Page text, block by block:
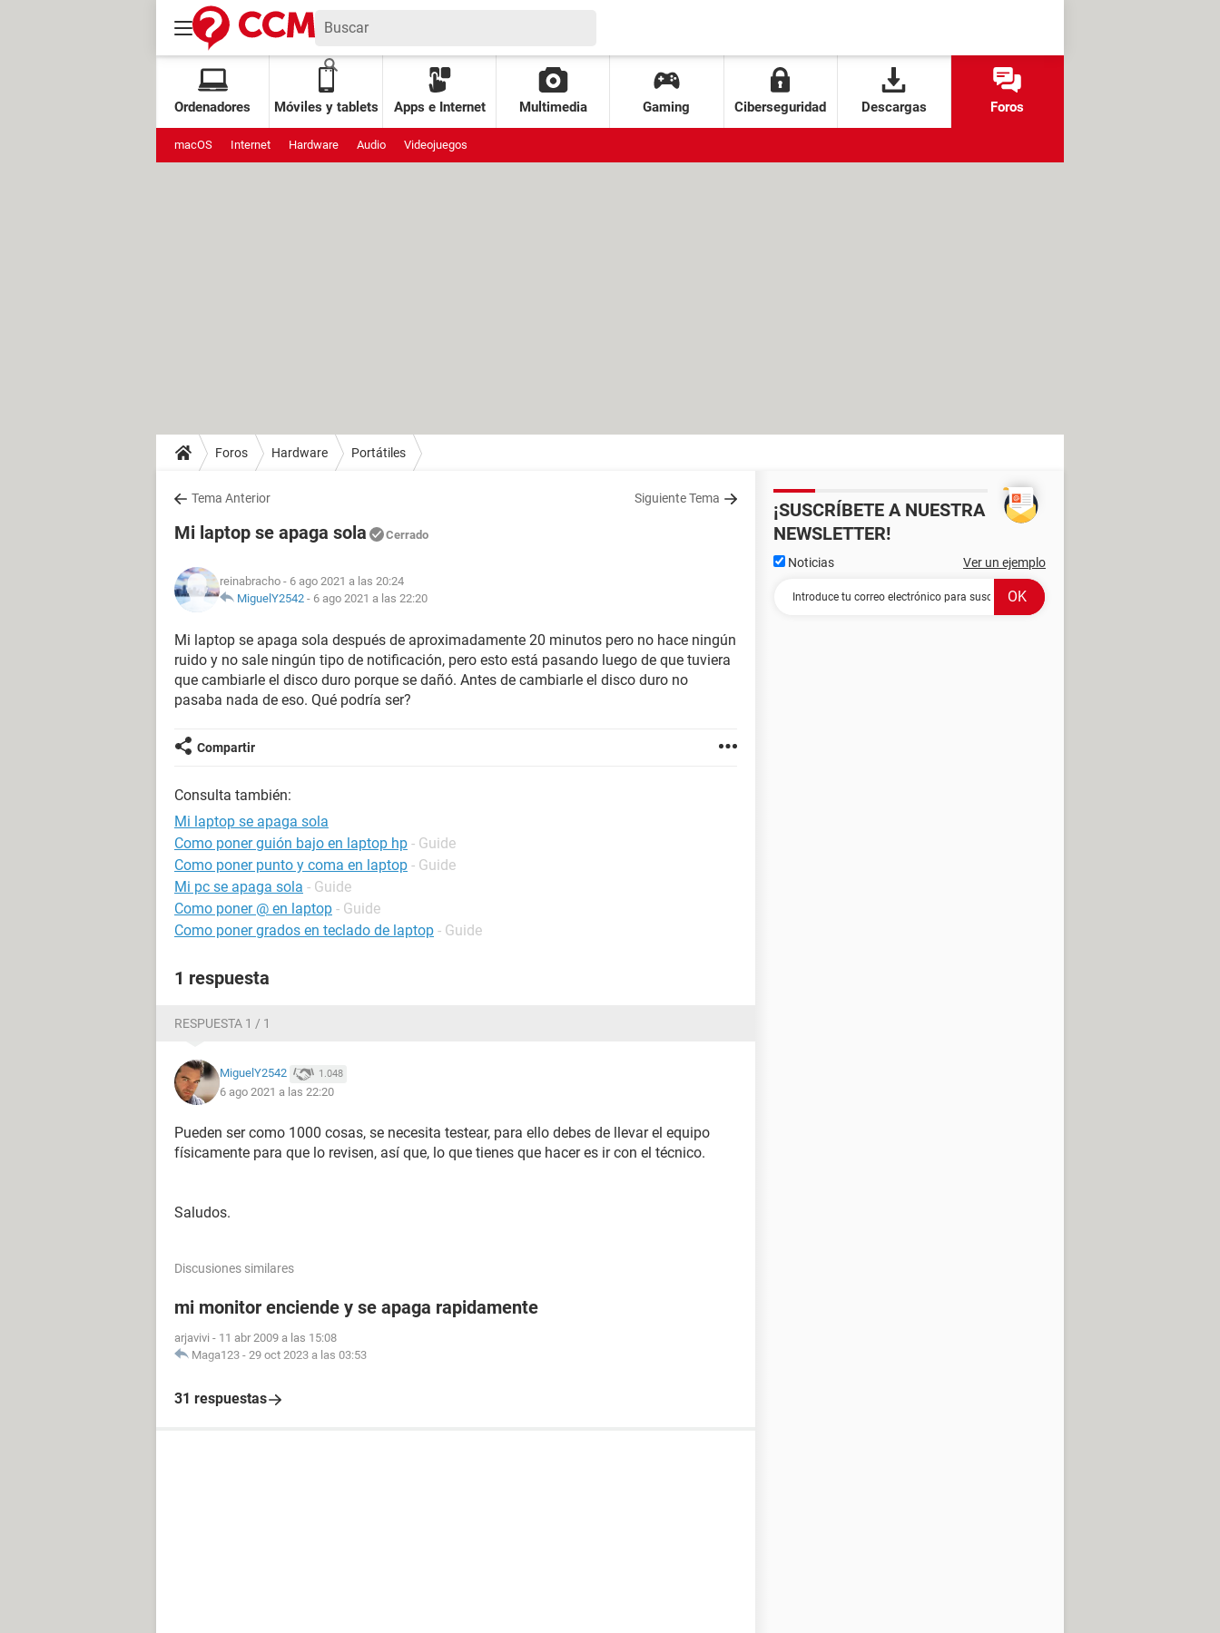
Ordenadores Móviles y tablets Apps e Internet Multimedia Gaming Ciberseguridad Descargas Foros
macOS Internet Hardware Audio Videojuegos
Foros Hardware Portátiles
Tema Anterior Siguiente Tema
Mi laptop se apaga sola Cerrado
reinabracho - 6 ago 2021 a las 20:24
MiguelY2542 - 6 ago 2021 a las 22:20
Mi laptop se apaga sola después de aproximadamente 20 minutos pero no hace ningún
ruido y no sale ningún tipo de notificación, pero esto está pasando luego de que tuviera
que cambiarle el disco duro porque se dañó. Antes de cambiarle el disco duro no
pasaba nada de eso. Qué podría ser?
Compartir
Consulta también:
Mi laptop se apaga sola
Como poner guión bajo en laptop hp - Guide
Como poner punto y coma en laptop - Guide
Mi pc se apaga sola - Guide
Como poner @ en laptop - Guide
Como poner grados en teclado de laptop - Guide
1 respuesta
RESPUESTA 1 / 1
MiguelY2542 1.048
6 ago 2021 a las 22:20
Pueden ser como 1000 cosas, se necesita testear, para ello debes de llevar el equipo
físicamente para que lo revisen, así que, lo que tienes que hacer es ir con el técnico.
Saludos.
Discusiones similares
mi monitor enciende y se apaga rapidamente
arjavivi - 11 abr 2009 a las 15:08
Maga123 - 29 oct 2023 a las 03:53
31 respuestas
¡SUSCRÍBETE A NUESTRA
NEWSLETTER!
Noticias Ver un ejemplo